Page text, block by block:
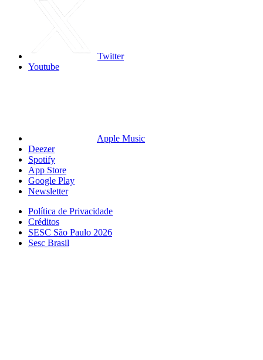
Twitter
Youtube
Apple Music
Deezer
Spotify
App Store
Google Play
Newsletter
Política de Privacidade
Créditos
SESC São Paulo 2026
Sesc Brasil